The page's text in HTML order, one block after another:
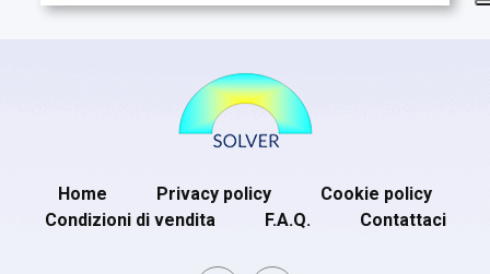
Home Privacy policy
Cookie policy
Condizioni di vendita
F.A.Q. Contattaci